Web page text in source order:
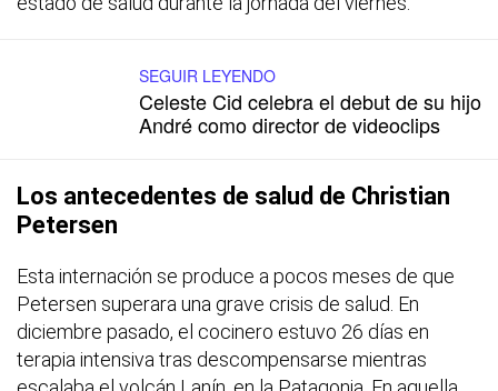
SEGUIR LEYENDO
Celeste Cid celebra el debut de su hijo
André como director de videoclips
Los antecedentes de salud de Christian
Petersen
Esta internación se produce a pocos meses de que
Petersen superara una grave crisis de salud. En
diciembre pasado, el cocinero estuvo 26 días en
terapia intensiva tras descompensarse mientras